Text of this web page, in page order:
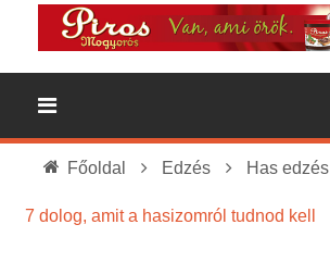
Főoldal Edzés Has edzés
7 dolog, amit a hasizomról tudnod kell